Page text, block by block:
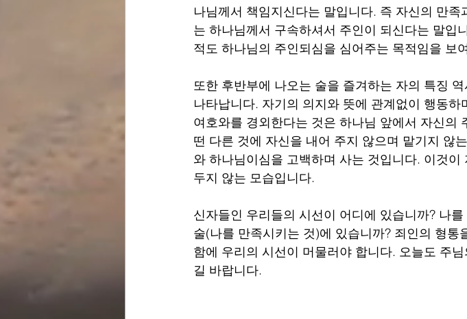
나님께서 책임지신다는 말입니다. 즉 자신의 만
는 하나님께서 구속하셔서 주인이 되신다는 말입
적도 하나님의 주인되심을 심어주는 목적임을 보
또한 후반부에 나오는 술을 즐겨하는 자의 특징
나타납니다. 자기의 의지와 뜻에 관계없이 행동
여호와를 경외한다는 것은 하나님 앞에서 자신의
떤 다른 것에 자신을 내어 주지 않으며 맡기지 않
와 하나님이심을 고백하며 사는 것입니다. 이것
두지 않는 모습입니다.
신자들인 우리들의 시선이 어디에 있습니까? 나
술(나를 만족시키는 것)에 있습니까? 죄인의 형
함에 우리의 시선이 머물러야 합니다. 오늘도 주
길 바랍니다.